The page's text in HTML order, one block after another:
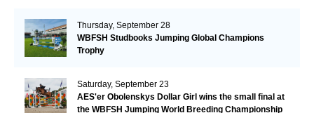
Thursday, September 28
WBFSH Studbooks Jumping Global Champions
Trophy
Saturday, September 23
AES'er Obolenskys Dollar Girl wins the small final at
the WBFSH Jumping World Breeding Championship